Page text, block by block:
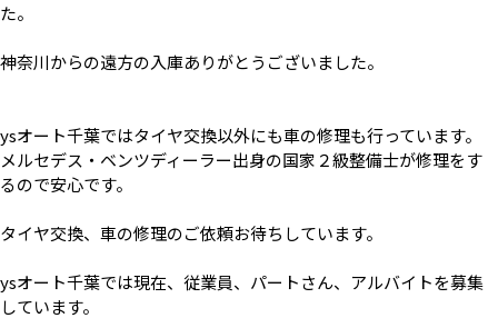
た。
神奈川からの遠方の入庫ありがとうございました。
ysオート千葉ではタイヤ交換以外にも車の修理も行っています。
メルセデス・ベンツディーラー出身の国家２級整備士が修理をす
るので安心です。
タイヤ交換、車の修理のご依頼お待ちしています。
ysオート千葉では現在、従業員、パートさん、アルバイトを募集
しています。